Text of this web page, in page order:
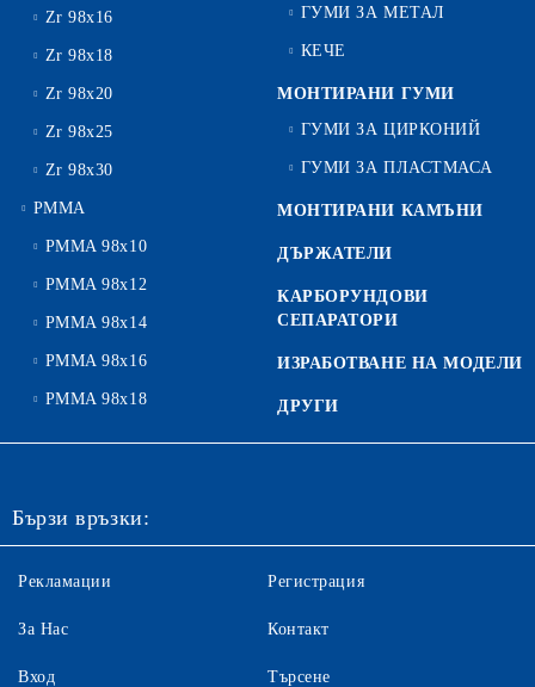
Zr 98x16
Zr 98x18
Zr 98x20
Zr 98x25
Zr 98x30
PMMA
PMMA 98x10
PMMA 98x12
PMMA 98x14
PMMA 98x16
PMMA 98x18
ГУМИ ЗА МЕТАЛ
КЕЧЕ
МОНТИРАНИ ГУМИ
ГУМИ ЗА ЦИРКОНИЙ
ГУМИ ЗА ПЛАСТМАСА
МОНТИРАНИ КАМЪНИ
ДЪРЖАТЕЛИ
КАРБОРУНДОВИ
СЕПАРАТОРИ
ИЗРАБОТВАНЕ НА МОДЕЛИ
ДРУГИ
Бързи връзки:
Рекламации
За Нас
Вход
Регистрация
Контакт
Търсене